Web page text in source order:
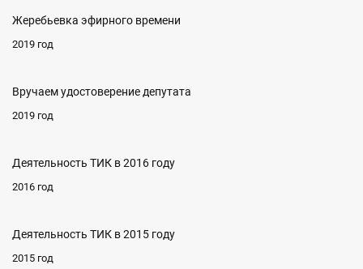
Жеребьевка эфирного времени
2019 год
Вручаем удостоверение депутата
2019 год
Деятельность ТИК в 2016 году
2016 год
Деятельность ТИК в 2015 году
2015 год